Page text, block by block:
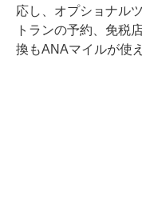
応し、オプショナル
トランの予約、免税
換もANAマイルが使